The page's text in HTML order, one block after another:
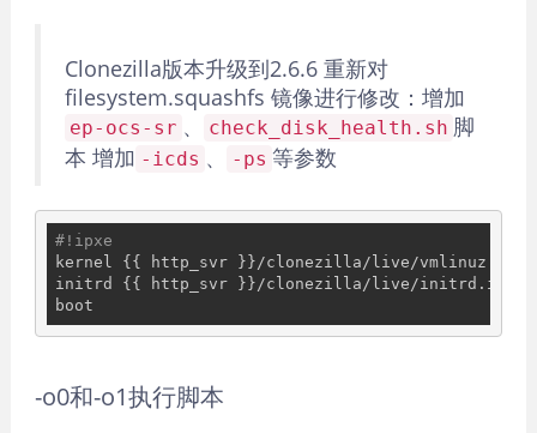
Clonezilla版本升级到2.6.6 重新对
filesystem.squashfs 镜像进行修改：增加
ep-ocs-sr 、 check_disk_health.sh 脚
本 增加 -icds 、 -ps 等参数
#!ipxe
kernel {{ http_svr }}/clonezilla/live/vmlinuz
initrd {{ http_svr }}/clonezilla/live/initrd.img
-o0和-o1执行脚本